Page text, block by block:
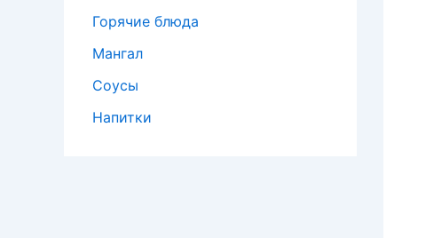
Горячие блюда
Мангал
Соусы
Напитки